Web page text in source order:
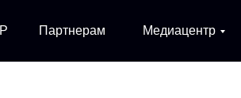
Партнерам Медиацентр